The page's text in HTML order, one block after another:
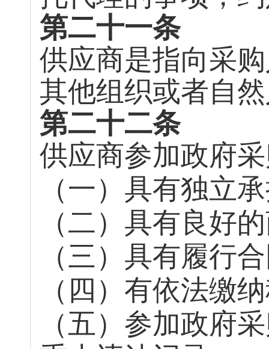
第二十一条
供应商是指向采
其他组织或者自
第二十二条
供应商参加政府
（一）具有独立
（二）具有良好
（三）具有履行
（四）有依法缴
（五）参加政府